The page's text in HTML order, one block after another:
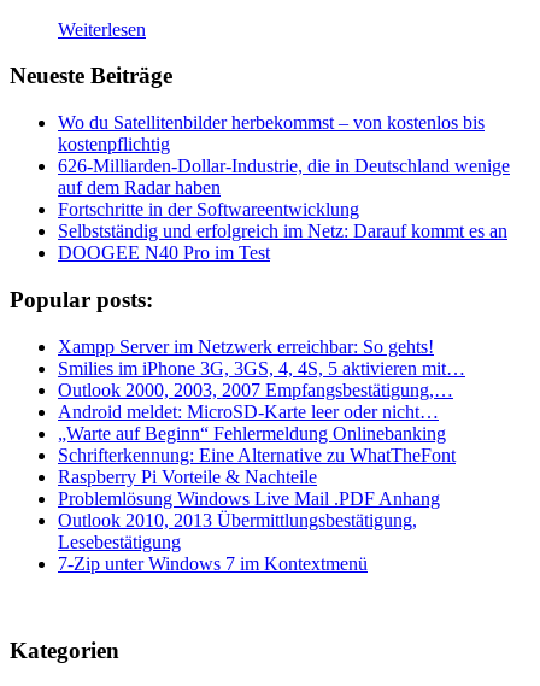
Weiterlesen
Neueste Beiträge
Wo du Satellitenbilder herbekommst – von kostenlos bis
kostenpflichtig
626-Milliarden-Dollar-Industrie, die in Deutschland wenige
auf dem Radar haben
Fortschritte in der Softwareentwicklung
Selbstständig und erfolgreich im Netz: Darauf kommt es an
DOOGEE N40 Pro im Test
Popular posts:
Xampp Server im Netzwerk erreichbar: So gehts!
Smilies im iPhone 3G, 3GS, 4, 4S, 5 aktivieren mit…
Outlook 2000, 2003, 2007 Empfangsbestätigung,…
Android meldet: MicroSD-Karte leer oder nicht…
„Warte auf Beginn“ Fehlermeldung Onlinebanking
Schrifterkennung: Eine Alternative zu WhatTheFont
Raspberry Pi Vorteile & Nachteile
Problemlösung Windows Live Mail .PDF Anhang
Outlook 2010, 2013 Übermittlungsbestätigung,
Lesebestätigung
7-Zip unter Windows 7 im Kontextmenü
Kategorien